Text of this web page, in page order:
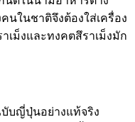
นในชาติจึงต้องใส่เครื่อง
เม็งและทงคตสึราเม็งมัก
บญี่ปุ่นอย่างแท้จริง